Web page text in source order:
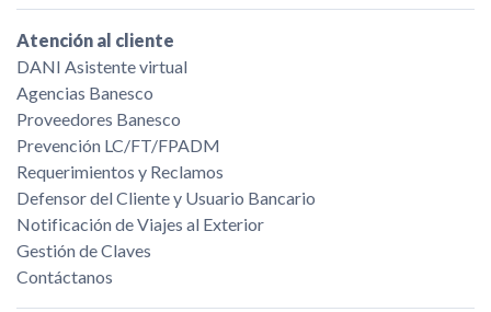
Atención al cliente
DANI Asistente virtual
Agencias Banesco
Proveedores Banesco
Prevención LC/FT/FPADM
Requerimientos y Reclamos
Defensor del Cliente y Usuario Bancario
Notificación de Viajes al Exterior
Gestión de Claves
Contáctanos